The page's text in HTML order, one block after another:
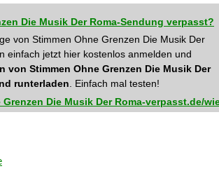
Die Musik Der Roma-Sendung verpasst?
von Stimmen Ohne Grenzen Die Musik Der
einfach jetzt hier kostenlos anmelden und
von Stimmen Ohne Grenzen Die Musik Der
runterladen . Einfach mal testen!
Grenzen Die Musik Der Roma-verpasst.de/